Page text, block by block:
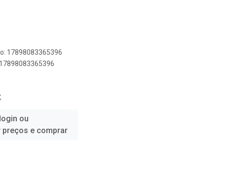
17898083365396
ou
preços e comprar